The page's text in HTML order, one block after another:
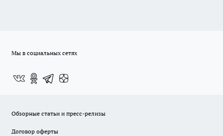
Мы в социальных сетях
Обзорные статьи и пресс-релизы
Договор оферты